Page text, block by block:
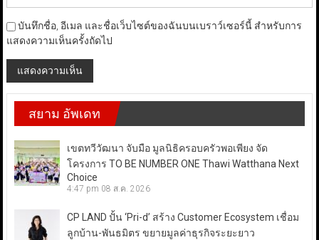
บันทึกชื่อ, อีเมล และชื่อเว็บไซต์ของฉันบนเบราว์เซอร์นี้ สำหรับการ
แสดงความเห็นครั้งถัดไป
สยาม อัพเดท
เขตทวีวัฒนา จับมือ มูลนิธิครอบครัวพอเพียง จัด
โครงการ TO BE NUMBER ONE Thawi Watthana Next
Choice
4:47 pm 08 ส.ค. 2026
CP LAND ปั้น ‘Pri-d’ สร้าง Customer Ecosystem เชื่อม
ลูกบ้าน-พันธมิตร ขยายมูลค่าธุรกิจระยะยาว